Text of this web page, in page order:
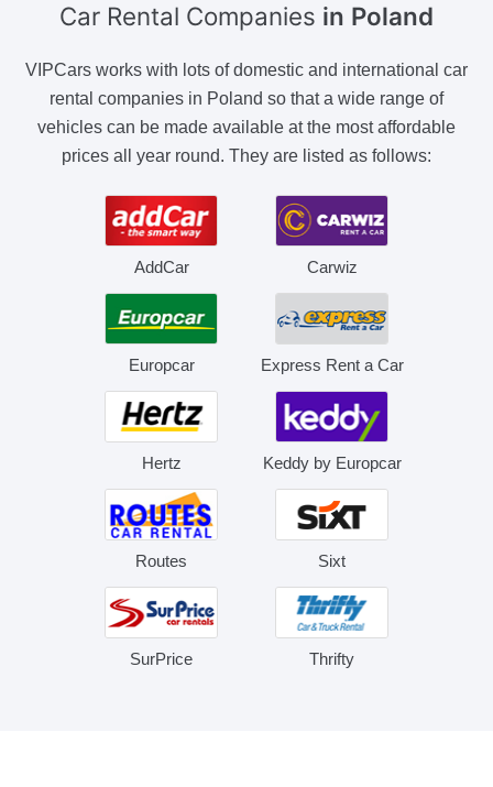
Car Rental Companies in Poland
VIPCars works with lots of domestic and international car
rental companies in Poland so that a wide range of
vehicles can be made available at the most affordable
prices all year round. They are listed as follows:
AddCar Carwiz
Europcar Express Rent a Car
Hertz Keddy by Europcar
Routes Sixt
SurPrice Thrifty